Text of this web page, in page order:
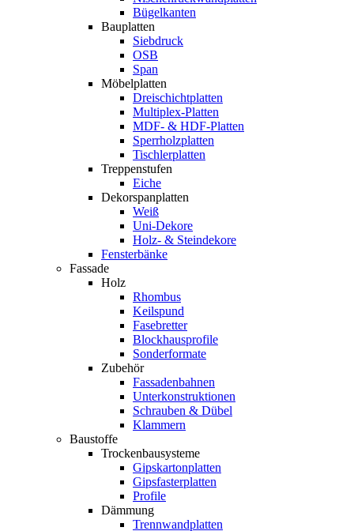
Bügelkanten
Bauplatten
Siebdruck
OSB
Span
Möbelplatten
Dreischichtplatten
Multiplex-Platten
MDF- & HDF-Platten
Sperrholzplatten
Tischlerplatten
Treppenstufen
Eiche
Dekorspanplatten
Weiß
Uni-Dekore
Holz- & Steindekore
Fensterbänke
Fassade
Holz
Rhombus
Keilspund
Fasebretter
Blockhausprofile
Sonderformate
Zubehör
Fassadenbahnen
Unterkonstruktionen
Schrauben & Dübel
Klammern
Baustoffe
Trockenbausysteme
Gipskartonplatten
Gipsfasterplatten
Profile
Dämmung
Trennwandplatten